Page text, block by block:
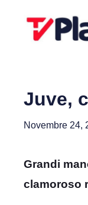
Juve,
Novembre 24,
Grandi
clamoroso